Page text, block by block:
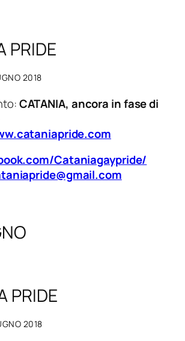
PRIDE
2018
CATANIA, ancora in fase di
Cataniagaypride/
PRIDE
2018